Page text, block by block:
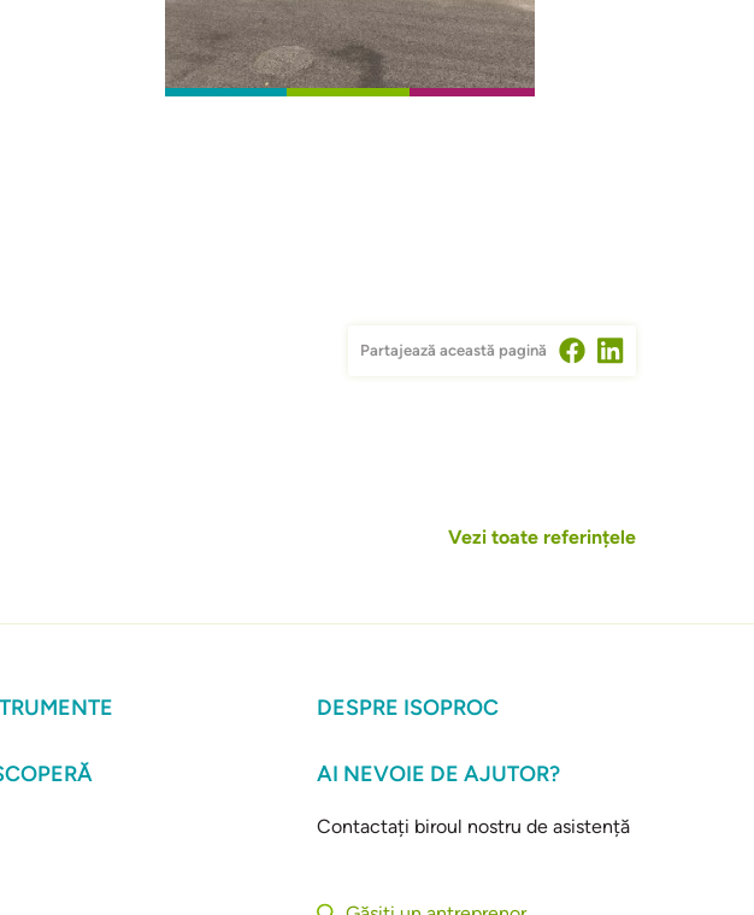
Partajează această pagină
Vezi toate referințele
DESPRE ISOPROC
AI NEVOIE DE AJUTOR?
Contactați biroul nostru de asistență